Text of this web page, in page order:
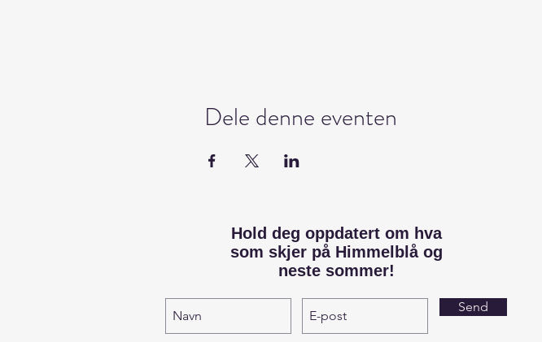
Dele denne eventen
Hold deg oppdatert om hva
som skjer på Himmelblå og
neste sommer!
Send